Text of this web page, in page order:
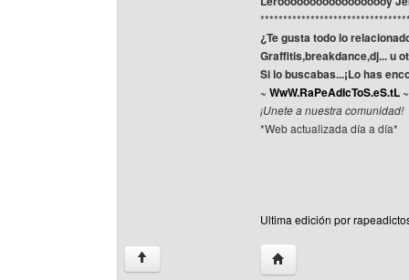
¿Te gusta todo lo
Graffitis,breakdance,dj... u
Si lo buscabas...¡Lo has
~ WwW.RaPeAdIcToS.eS.tL ~
¡Unete a nuestra comunidad!
*Web actualizada día a día*
Ultima edición por
↑ Visitar sitio web del